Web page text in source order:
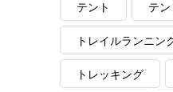
テント テン
トレイルランニン
トレッキング